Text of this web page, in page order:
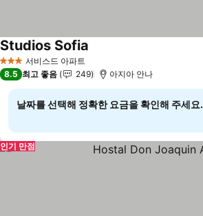
3 성급 서비스드 아파트
Studios Sofia
8.5 최고 좋음 249 아지아 안나
날짜를 선택해 정확한 요금을 확인해 주세요.
인기 만점